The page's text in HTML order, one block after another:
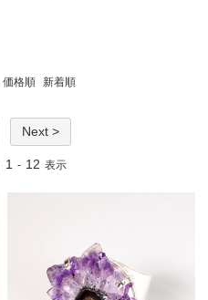
価格順 新着順
Next >
1 - 12 表示